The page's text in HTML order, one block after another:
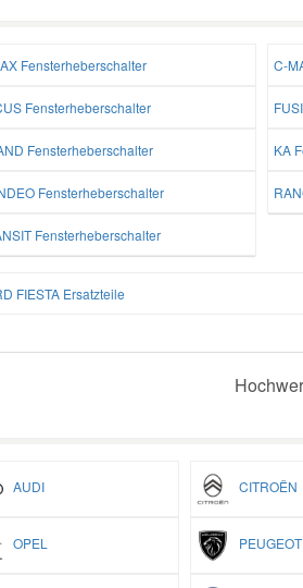
Fensterheberschalter C-
Fensterheberschalter
Fensterheberschalter KA
Fensterheberschalter
Fensterheberschalter
FIESTA Ersatzteile
AUDI CITROËN
OPEL PEUGEOT